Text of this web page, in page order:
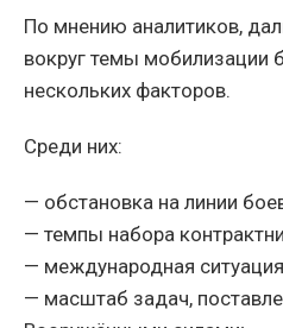
По мнению аналитиков,
вокруг темы мобилизации
нескольких факторов.
Среди них:
— обстановка на линии
— темпы набора
— международная
— масштаб задач,